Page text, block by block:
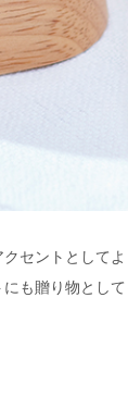
セントとして
も贈り物として